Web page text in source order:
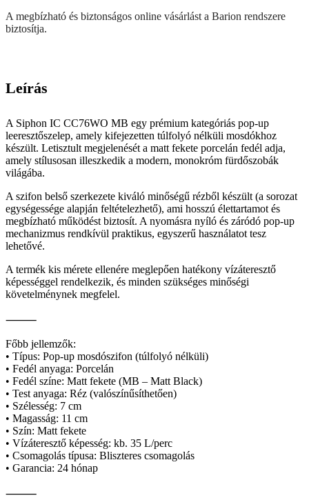
A megbízható és biztonságos online vásárlást a Barion rendszere
biztosítja.
Leírás
A Siphon IC CC76WO MB egy prémium kategóriás pop-up
leeresztőszelep, amely kifejezetten túlfolyó nélküli mosdókhoz
készült. Letisztult megjelenését a matt fekete porcelán fedél adja,
amely stílusosan illeszkedik a modern, monokróm fürdőszobák
világába.
A szifon belső szerkezete kiváló minőségű rézből készült (a sorozat
egységessége alapján feltételezhető), ami hosszú élettartamot és
megbízható működést biztosít. A nyomásra nyíló és záródó pop-up
mechanizmus rendkívül praktikus, egyszerű használatot tesz
lehetővé.
A termék kis mérete ellenére meglepően hatékony vízáteresztő
képességgel rendelkezik, és minden szükséges minőségi
követelménynek megfelel.
⸻
Főbb jellemzők:
• Típus: Pop-up mosdószifon (túlfolyó nélküli)
• Fedél anyaga: Porcelán
• Fedél színe: Matt fekete (MB – Matt Black)
• Test anyaga: Réz (valószínűsíthetően)
• Szélesség: 7 cm
• Magasság: 11 cm
• Szín: Matt fekete
• Vízáteresztő képesség: kb. 35 L/perc
• Csomagolás típusa: Bliszteres csomagolás
• Garancia: 24 hónap
⸻